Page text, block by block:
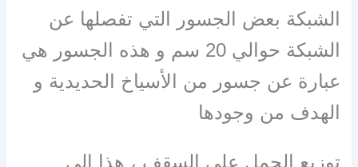
الشبكة بعض الجسور التي تفصلها عن
الشبكة حوالي 20 سم و هذه الجسور هي
عبارة عن جسور من الأسياخ الحديدية و
الهدف من وجودها
توزيع الحمل على السقف ، هذا إلى